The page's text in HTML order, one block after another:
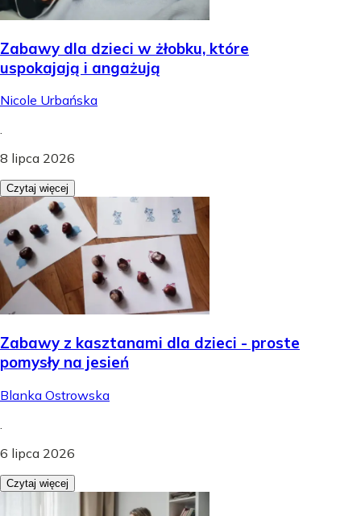
Zabawy dla dzieci w żłobku, które
uspokajają i angażują
Nicole Urbańska
.
8 lipca 2026
Czytaj więcej
Zabawy z kasztanami dla dzieci - proste
pomysły na jesień
Blanka Ostrowska
6 lipca 2026
Czytaj więcej